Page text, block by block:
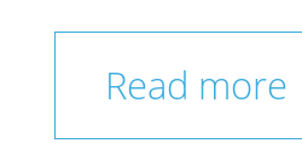
Read more